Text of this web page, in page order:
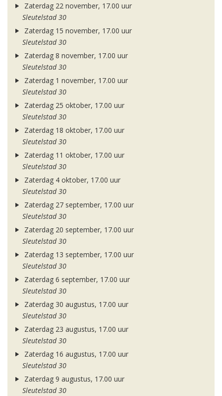
Zaterdag 22 november, 17.00 uur
Sleutelstad 30
Zaterdag 15 november, 17.00 uur
Sleutelstad 30
Zaterdag 8 november, 17.00 uur
Sleutelstad 30
Zaterdag 1 november, 17.00 uur
Sleutelstad 30
Zaterdag 25 oktober, 17.00 uur
Sleutelstad 30
Zaterdag 18 oktober, 17.00 uur
Sleutelstad 30
Zaterdag 11 oktober, 17.00 uur
Sleutelstad 30
Zaterdag 4 oktober, 17.00 uur
Sleutelstad 30
Zaterdag 27 september, 17.00 uur
Sleutelstad 30
Zaterdag 20 september, 17.00 uur
Sleutelstad 30
Zaterdag 13 september, 17.00 uur
Sleutelstad 30
Zaterdag 6 september, 17.00 uur
Sleutelstad 30
Zaterdag 30 augustus, 17.00 uur
Sleutelstad 30
Zaterdag 23 augustus, 17.00 uur
Sleutelstad 30
Zaterdag 16 augustus, 17.00 uur
Sleutelstad 30
Zaterdag 9 augustus, 17.00 uur
Sleutelstad 30